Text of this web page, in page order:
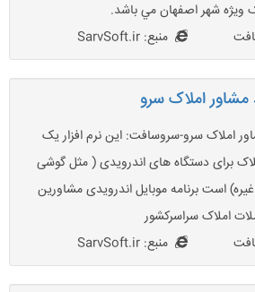
ويژه شهر اصفهان مي باشد.
منبع: SarvSoft.ir
مشاور املاک سرو
املاک سرو-سروسافت: این نرم افزار یک
برای دستگاه های اندرویدی ( مثل گوشی
است برنامه موبایل اندرویدی مشاورین
املاک سراسرکشور
منبع: SarvSoft.ir